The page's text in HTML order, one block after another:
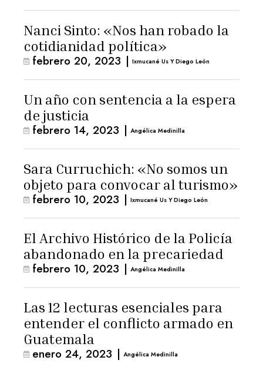
Nanci Sinto: «Nos han robado la
cotidianidad política»
febrero 20, 2023 | Ixmucané Us Y Diego León
Un año con sentencia a la espera
de justicia
febrero 14, 2023 | Angélica Medinilla
Sara Curruchich: «No somos un
objeto para convocar al turismo»
febrero 10, 2023 | Ixmucané Us Y Diego León
El Archivo Histórico de la Policía
abandonado en la precariedad
febrero 10, 2023 | Angélica Medinilla
Las 12 lecturas esenciales para
entender el conflicto armado en
Guatemala
enero 24, 2023 | Angélica Medinilla